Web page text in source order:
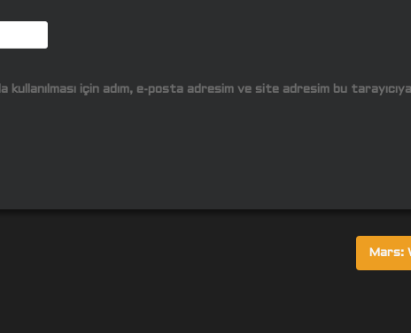
kullanılması için adım, e-posta adresim ve site adresim bu tarayıcıya
Mars: